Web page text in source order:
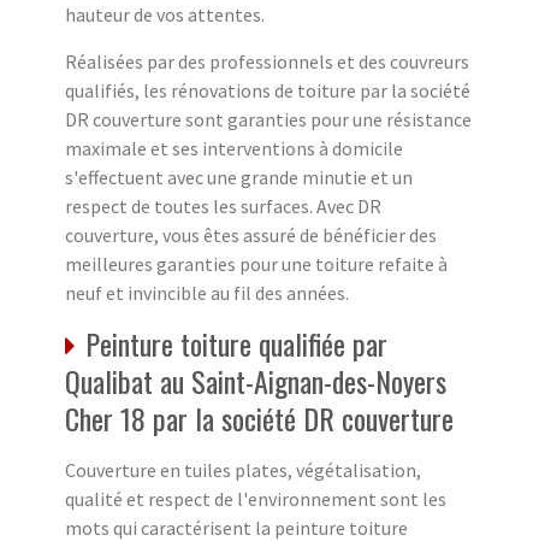
hauteur de vos attentes.
Réalisées par des professionnels et des couvreurs
qualifiés, les rénovations de toiture par la société
DR couverture sont garanties pour une résistance
maximale et ses interventions à domicile
s'effectuent avec une grande minutie et un
respect de toutes les surfaces. Avec DR
couverture, vous êtes assuré de bénéficier des
meilleures garanties pour une toiture refaite à
neuf et invincible au fil des années.
Peinture toiture qualifiée par
Qualibat au Saint-Aignan-des-Noyers
Cher 18 par la société DR couverture
Couverture en tuiles plates, végétalisation,
qualité et respect de l'environnement sont les
mots qui caractérisent la peinture toiture